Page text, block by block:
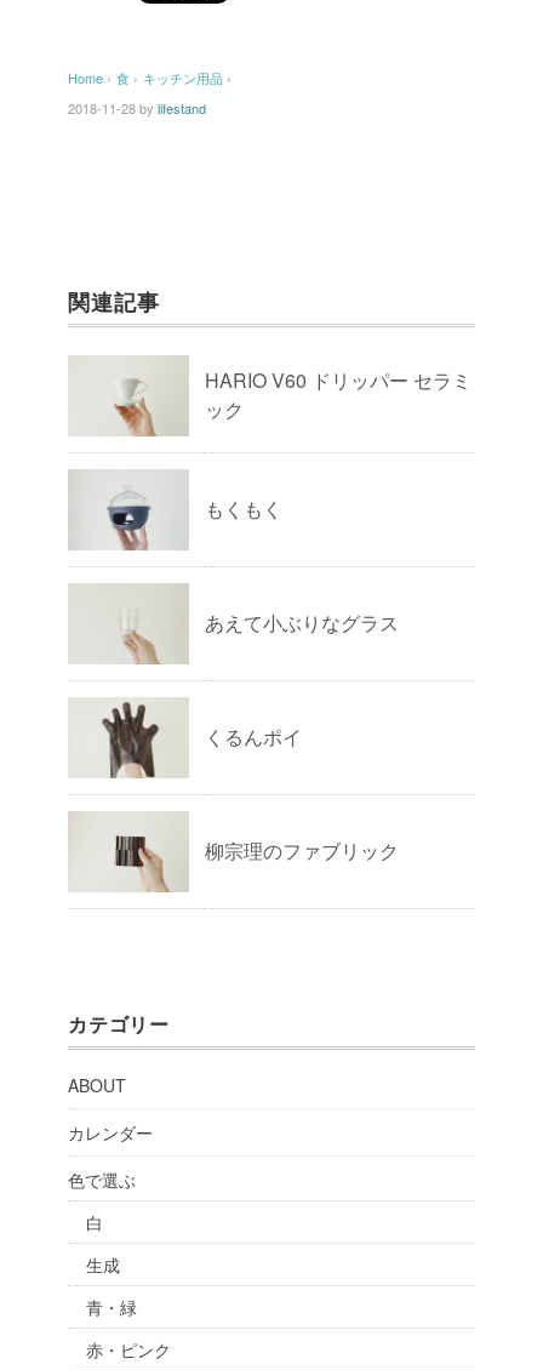
Home › 食 › キッチン用品 ›
2018-11-28by lifestand
関連記事
HARIO V60 ドリッパー セラミ
ック
もくもく
あえて小ぶりなグラス
くるんポイ
柳宗理のファブリック
カテゴリー
ABOUT
カレンダー
色で選ぶ
白
生成
青・緑
赤・ピンク